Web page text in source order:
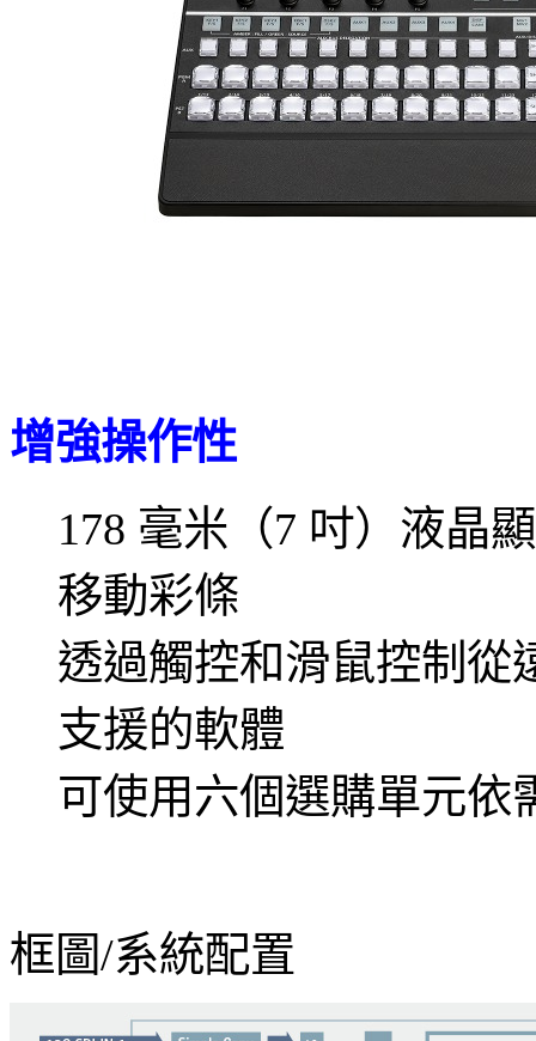
增強操作性
178 毫米（7 吋）液晶
移動彩條
透過觸控和滑鼠控制從
支援的軟體
可使用六個選購單元依
框圖/系統配置